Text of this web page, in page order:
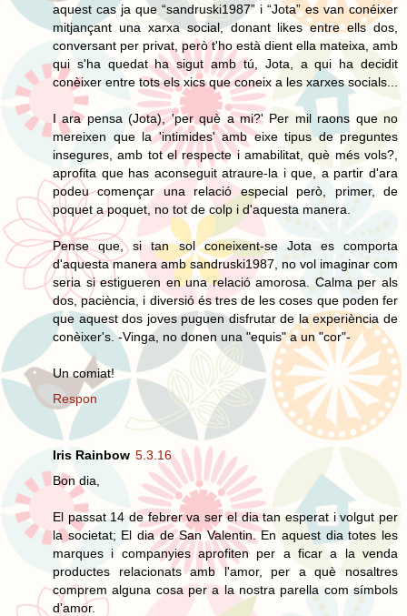
aquest cas ja que “sandruski1987” i “Jota” es van conéixer
mitjançant una xarxa social, donant likes entre ells dos,
conversant per privat, però t'ho està dient ella mateixa, amb
qui s'ha quedat ha sigut amb tú, Jota, a qui ha decidit
conèixer entre tots els xics que coneix a les xarxes socials...
I ara pensa (Jota), 'per què a mi?' Per mil raons que no
mereixen que la 'intimides' amb eixe tipus de preguntes
insegures, amb tot el respecte i amabilitat, què més vols?,
aprofita que has aconseguit atraure-la i que, a partir d'ara
podeu començar una relació especial però, primer, de
poquet a poquet, no tot de colp i d'aquesta manera.
Pense que, si tan sol coneixent-se Jota es comporta
d'aquesta manera amb sandruski1987, no vol imaginar com
seria si estigueren en una relació amorosa. Calma per als
dos, paciència, i diversió és tres de les coses que poden fer
que aquest dos joves puguen disfrutar de la experiència de
conèixer's. -Vinga, no donen una "equis" a un "cor"-
Un comiat!
Respon
Iris Rainbow 5.3.16
Bon dia,
El passat 14 de febrer va ser el dia tan esperat i volgut per
la societat; El dia de San Valentin. En aquest dia totes les
marques i companyies aprofiten per a ficar a la venda
productes relacionats amb l'amor, per a què nosaltres
comprem alguna cosa per a la nostra parella com símbols
d’amor.